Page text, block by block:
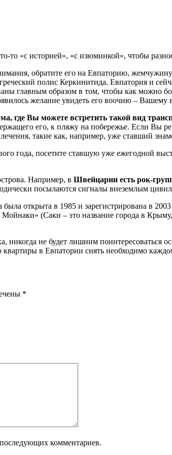
то «с историей», «с изюминкой», чтобы
обратите его на Евпаторию,
полис Керкинитида. Евпатория и
главным образом в том, чтобы как можно
желание увидеть его воочию –
где Вы можете встретить такой вид
его, к пляжу на побережье. Если Вы
такие как, например, уже ставший
года, посетите ставшую уже ежегодной
Например, в Швейцарии есть рок-
посылаются сигналы внеземлым
была открыта в 1985 и зарегистрирована в
(Саки – это название города в
никогда не будет лишним поинтересоваться
в Евпатории снять необходимо
*
комментариев.